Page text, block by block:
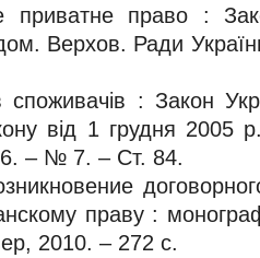
приватне право :
Верхов. Ради
: Закон
від 1 грудня 2005
– № 7. – Ст. 84.
праву :
2010. – 272 с.